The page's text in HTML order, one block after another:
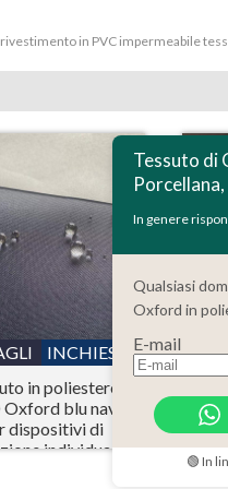
rivestimento in PVC impermeabile
INCHIESTA
in poliestere
blu navy
dispositivi di
individuale
Tessuto di
In genere
Qualsiasi
Oxford in
E-mail
🟢 In